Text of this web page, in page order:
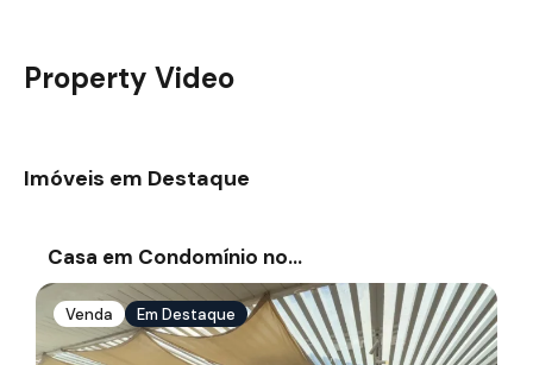
Property Video
Imóveis em Destaque
Casa em Condomínio no…
Venda Em Destaque